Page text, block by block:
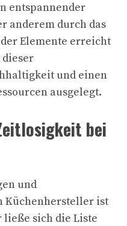
entspannender
anderem durch das
Elemente erreicht
und einen
ausgelegt.
bei
und
Küchenhersteller ist
ließe sich die Liste